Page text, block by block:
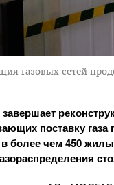
газовых сетей
поставку
более чем 450